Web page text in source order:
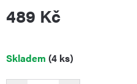
489 Kč
Měrná
Skladem (4 ks)